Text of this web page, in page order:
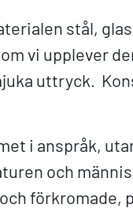
stål,
vi upplever
uttryck.
i anspråk,
och
förkromade,